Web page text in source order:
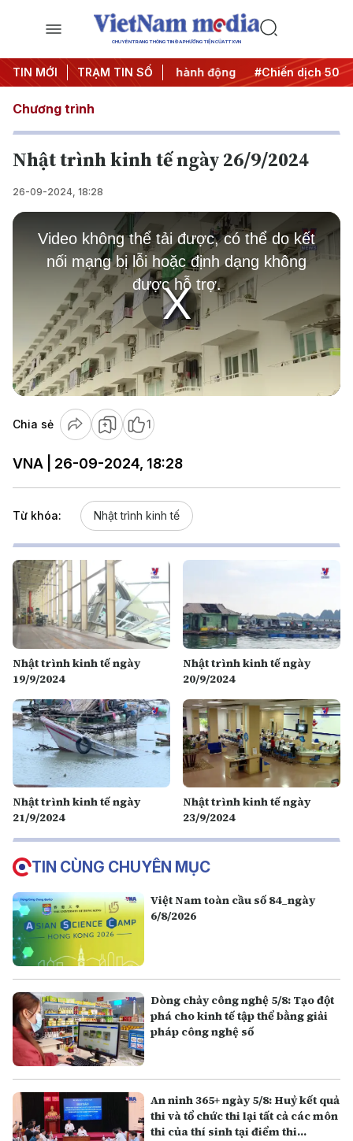
CHUYÊN TRANG THÔNG TIN ĐA PHƯƠNG TIỆN CỦA TTXVN
TIN MỚI TRẠM TIN SỐ
#Đưa Nghị quyết thành hành động #Chiến dịch 500 ngày
Chương trình
Nhật trình kinh tế ngày 26/9/2024
26-09-2024, 18:28
Play
Video
This
window.
Video không thể tải được, có thể do kết
nối mạng bị lỗi hoặc định dạng không
được hỗ trợ.
Chia sẻ 1
VNA | 26-09-2024, 18:28
Từ khóa: Nhật trình kinh tế
Nhật trình kinh tế ngày
19/9/2024
Nhật trình kinh tế ngày
20/9/2024
Nhật trình kinh tế ngày
21/9/2024
Nhật trình kinh tế ngày
23/9/2024
TIN CÙNG CHUYÊN MỤC
Việt Nam toàn cầu số 84_ngày
6/8/2026
Dòng chảy công nghệ 5/8: Tạo đột
phá cho kinh tế tập thể bằng giải
pháp công nghệ số
An ninh 365+ ngày 5/8: Huỷ kết quả
thi và tổ chức thi lại tất cả các môn
thi của thí sinh tại điểm thi